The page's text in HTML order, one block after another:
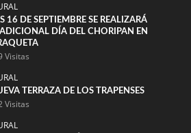
16 DE SEPTIEMBRE SE REALIZARÁ
DÍA DEL CHORIPAN EN
Visitas
TERRAZA DE LOS TRAPENSES
Visitas